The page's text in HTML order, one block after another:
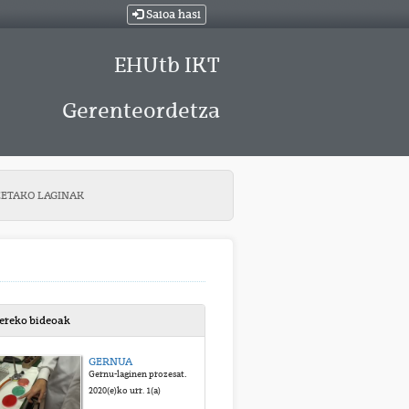
Saioa hasi
EHUtb IKT
Gerenteordetza
LAGINAK
bideoak
GERNUA
Gernu-laginen prozesatzea
2020(e)ko urr. 1(a)